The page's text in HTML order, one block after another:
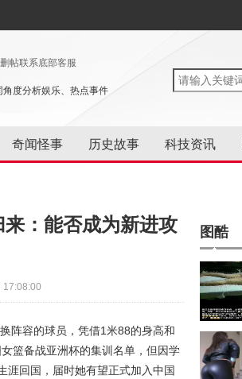
帖联系底部客服
度分析娱乐、热点事件
奇闻怪事 历史故事 科技资讯
：能否成为新进攻
17:08:00
阵容的球员，凭借1米88的身高和
篮备战亚洲杯的集训名单，但因学
涯回国，届时她有望正式加入中国
图酷